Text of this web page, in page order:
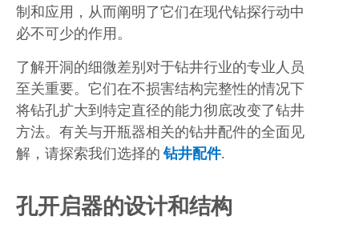
制和应用，从而阐明了它们在现代钻探行动中
必不可少的作用。
了解开洞的细微差别对于钻井行业的专业人员
至关重要。它们在不损害结构完整性的情况下
将钻孔扩大到特定直径的能力彻底改变了钻井
方法。有关与开瓶器相关的钻井配件的全面见
解，请探索我们选择的钻井配件.
孔开启器的设计和结构